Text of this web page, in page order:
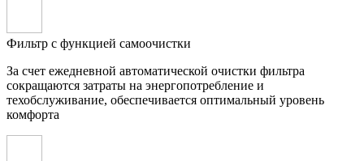
Фильтр с функцией самоочистки
За счет ежедневной автоматической очистки фильтра
сокращаются затраты на энергопотребление и
техобслуживание, обеспечивается оптимальный уровень
комфорта